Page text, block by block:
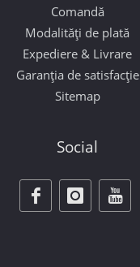
Comandă
Modalități de plată
Expediere & Livrare
Garanția de satisfacție
Sitemap
Social